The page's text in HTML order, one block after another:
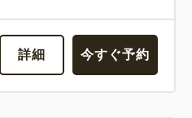
詳細 今すぐ予約